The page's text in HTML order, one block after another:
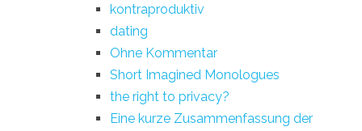
kontraproduktiv
dating
Ohne Kommentar
Short Imagined Monologues
the right to privacy?
Eine kurze Zusammenfassung der